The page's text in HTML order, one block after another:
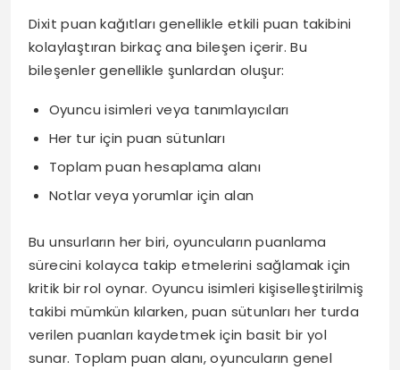
Dixit puan kağıtları genellikle etkili puan takibini
kolaylaştıran birkaç ana bileşen içerir. Bu
bileşenler genellikle şunlardan oluşur:
Oyuncu isimleri veya tanımlayıcıları
Her tur için puan sütunları
Toplam puan hesaplama alanı
Notlar veya yorumlar için alan
Bu unsurların her biri, oyuncuların puanlama
sürecini kolayca takip etmelerini sağlamak için
kritik bir rol oynar. Oyuncu isimleri kişiselleştirilmiş
takibi mümkün kılarken, puan sütunları her turda
verilen puanları kaydetmek için basit bir yol
sunar. Toplam puan alanı, oyuncuların genel